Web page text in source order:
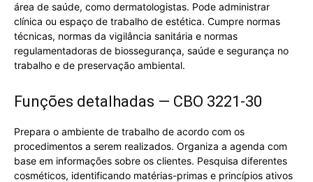
área de saúde, como dermatologistas. Pode administrar
clínica ou espaço de trabalho de estética. Cumpre normas
técnicas, normas da vigilância sanitária e normas
regulamentadoras de biossegurança, saúde e segurança no
trabalho e de preservação ambiental.
Funções detalhadas — CBO 3221-30
Prepara o ambiente de trabalho de acordo com os
procedimentos a serem realizados. Organiza a agenda com
base em informações sobre os clientes. Pesquisa diferentes
cosméticos, identificando matérias-primas e princípios ativos